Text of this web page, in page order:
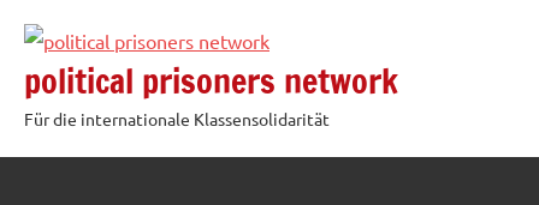
Inhalt
springen
political prisoners network
Für die internationale Klassensolidarität